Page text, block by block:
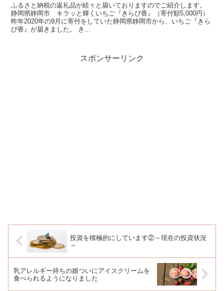
ふるさと納税の返礼品が続々と届いておりますのでご紹介します。
静岡県静岡市 キラッと輝くいちご『きらぴ香』（寄付額5,000円）
昨年2020年の9月に寄付をしていた静岡県静岡市から、いちご『きら
ぴ香』が届きました。 き...
スポンサーリンク
投資を積極的にしています②～現在の投資状況
～
乳アレルギー持ちの娘ついにアイスクリームを
食べられるようになりました